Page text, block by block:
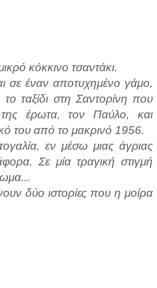
κόκκινο τσαντάκι.
σε έναν αποτυχημένο γάμο,
ταξίδι στη Σαντορίνη που
της έρωτα, τον Παύλο, και
του από το μακρινό 1956.
εν μέσω μιας άγριας
Σε μία τραγική στιγμή
δύο ιστορίες που η μοίρα